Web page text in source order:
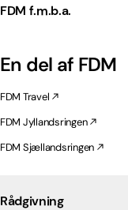
FDM f.m.b.a.
En del af FDM
FDM Travel
FDM Jyllandsringen
FDM Sjællandsringen
Rådgivning